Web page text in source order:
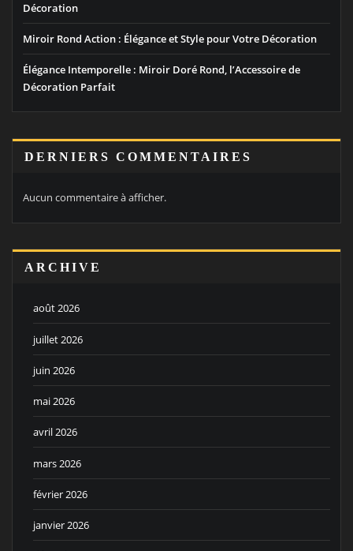
Décoration
Miroir Rond Action : Élégance et Style pour Votre Décoration
Élégance Intemporelle : Miroir Doré Rond, l’Accessoire de
Décoration Parfait
DERNIERS COMMENTAIRES
Aucun commentaire à afficher.
ARCHIVE
août 2026
juillet 2026
juin 2026
mai 2026
avril 2026
mars 2026
février 2026
janvier 2026